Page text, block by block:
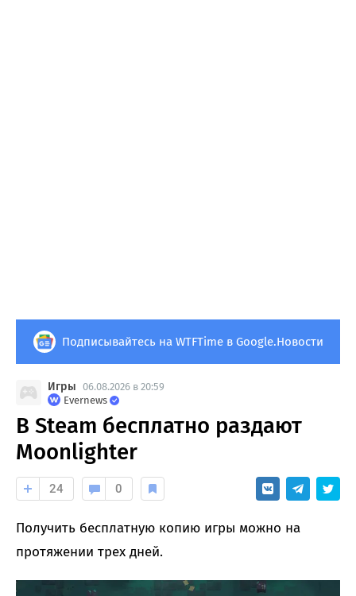
Подписывайтесь на WTFTime в Google.Новости
Игры 06.08.2026 в 20:59
Evernews
В Steam бесплатно раздают
Moonlighter
24 0
Получить бесплатную копию игры можно на
протяжении трех дней.